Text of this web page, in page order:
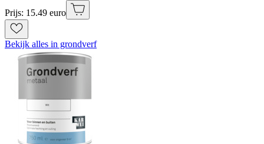
Prijs: 15.49 euro
Bekijk alles in grondverf